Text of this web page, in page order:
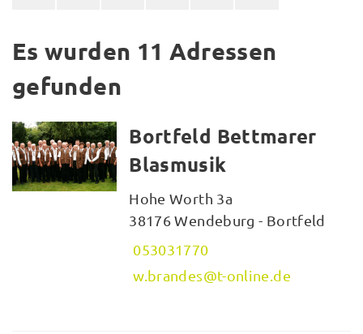
Es wurden 11 Adressen
gefunden
Bortfeld Bettmarer
Blasmusik
Hohe Worth 3a
38176 Wendeburg - Bortfeld
053031770
w.brandes@t-online.de